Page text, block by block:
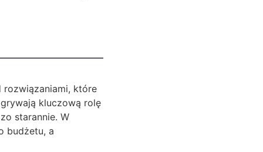
rozwiązaniami, które
kluczową rolę
starannie. W
budżetu, a